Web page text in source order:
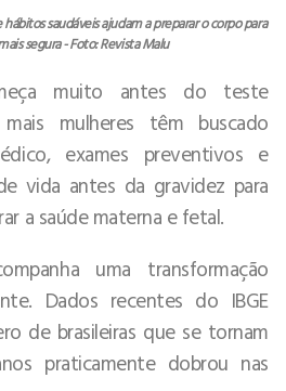
saudáveis ajudam a preparar o corpo para
segura - Foto: Revista Malu
muito antes do teste
mulheres têm buscado
exames preventivos e
vida antes da gravidez para
a saúde materna e fetal.
uma transformação
Dados recentes do IBGE
de brasileiras que se tornam
praticamente dobrou nas